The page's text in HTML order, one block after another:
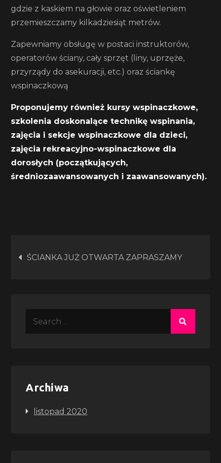
gdzie z kaskiem na głowie oraz oświetleniem
przemieszczamy kilkadziesiąt metrów.
Zapewniamy obsługę w postaci instruktorów,
operatorów ściany, cały sprzęt (liny, uprzęże,
przyrządy do asekuracji, etc.) oraz ściankę
wspinaczkową
Proponujemy również kursy wspinaczkowe,
szkolenia doskonalące technikę wspinania,
zajęcia i sekcje wspinaczkowe dla dzieci,
zajęcia rekreacyjno-wspinaczkowe dla
dorosłych (początkujących,
średniozaawansowanych i zaawansowanych).
Nawigacja
ŚCIANKA JUŻ OTWARTA ZAPRASZAMY
Archiwa
listopad 2020